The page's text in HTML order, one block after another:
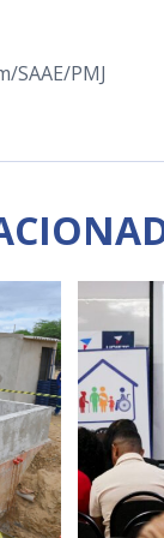
SAAE/PMJ